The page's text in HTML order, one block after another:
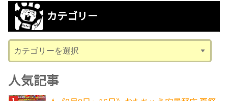
カ
ブ
カテゴリー
テ
ゴ
リ
人気記事